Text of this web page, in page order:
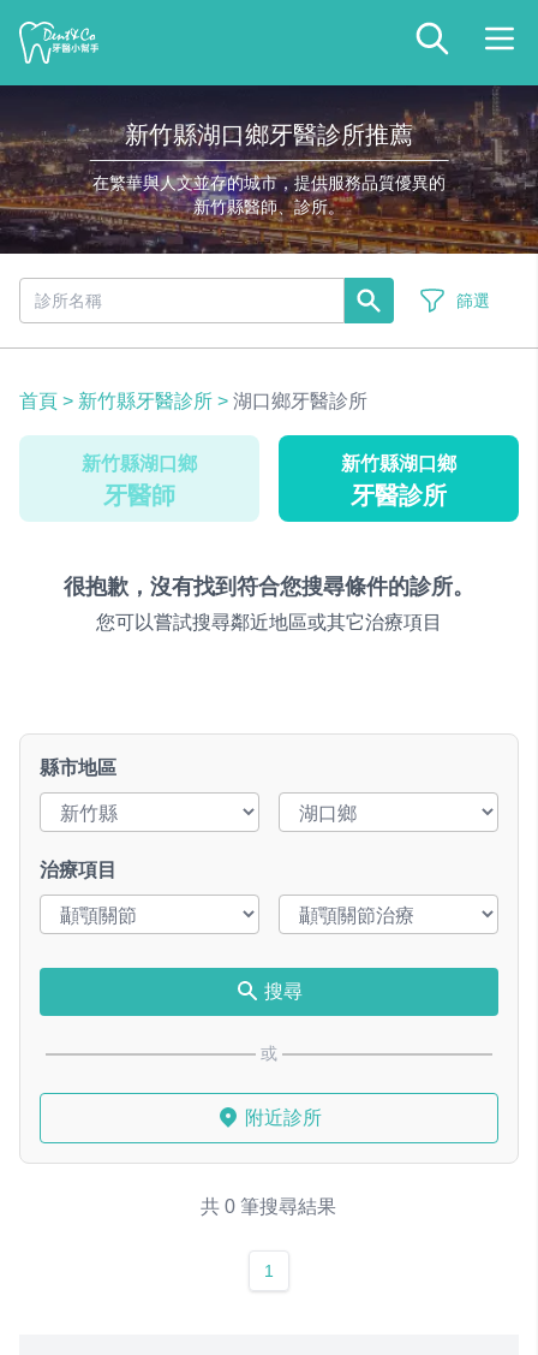
新竹縣湖口鄉牙醫診所推薦
在繁華與人文並存的城市，提供服務品質優異的
新竹縣醫師、診所。
篩選
首頁 > 新竹縣牙醫診所 > 湖口鄉牙醫診所
新竹縣湖口鄉
牙醫師
新竹縣湖口鄉
牙醫診所
很抱歉，沒有找到符合您搜尋條件的診所。
您可以嘗試搜尋鄰近地區或其它治療項目
縣市地區
治療項目
搜尋
或
附近診所
共 0 筆搜尋結果
1